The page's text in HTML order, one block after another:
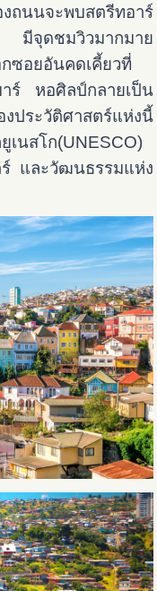
ถนนจะพบสตรีทอาร์
มีจุดชมวิวมากมาย
กซอยอันคดเคี้ยวที่
ร์ หอศิลป์กลายเป็น
ประวัติศาสตร์แห่งนี้
เนสโก(UNESCO)
และวัฒนธรรมแห่ง